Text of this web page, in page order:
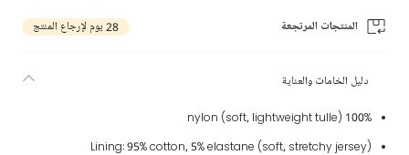
المنتجات المرتجعة 28 يوم لإرجاع المنتج
دليل الخامات والعناية
100% nylon (soft, lightweight tulle)
Lining: 95% cotton, 5% elastane (soft, stretchy jersey)